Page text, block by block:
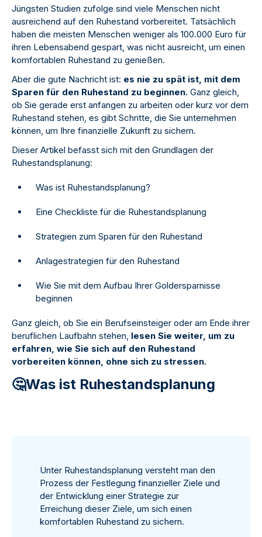
Jüngsten Studien zufolge sind viele Menschen nicht
ausreichend auf den Ruhestand vorbereitet. Tatsächlich
haben die meisten Menschen weniger als 100.000 Euro für
ihren Lebensabend gespart, was nicht ausreicht, um einen
komfortablen Ruhestand zu genießen.
Aber die gute Nachricht ist: es nie zu spät ist, mit dem
Sparen für den Ruhestand zu beginnen. Ganz gleich,
ob Sie gerade erst anfangen zu arbeiten oder kurz vor dem
Ruhestand stehen, es gibt Schritte, die Sie unternehmen
können, um Ihre finanzielle Zukunft zu sichern.
Dieser Artikel befasst sich mit den Grundlagen der
Ruhestandsplanung:
Was ist Ruhestandsplanung?
Eine Checkliste für die Ruhestandsplanung
Strategien zum Sparen für den Ruhestand
Anlagestrategien für den Ruhestand
Wie Sie mit dem Aufbau Ihrer Goldersparnisse
beginnen
Ganz gleich, ob Sie ein Berufseinsteiger oder am Ende ihrer
beruflichen Laufbahn stehen, lesen Sie weiter, um zu
erfahren, wie Sie sich auf den Ruhestand
vorbereiten können, ohne sich zu stressen.
🤔Was ist Ruhestandsplanung
Unter Ruhestandsplanung versteht man den
Prozess der Festlegung finanzieller Ziele und
der Entwicklung einer Strategie zur
Erreichung dieser Ziele, um sich einen
komfortablen Ruhestand zu sichern.